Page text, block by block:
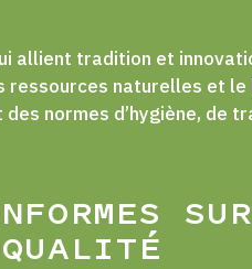
allient tradition et
ressources naturelles et
normes d’hygiène, de